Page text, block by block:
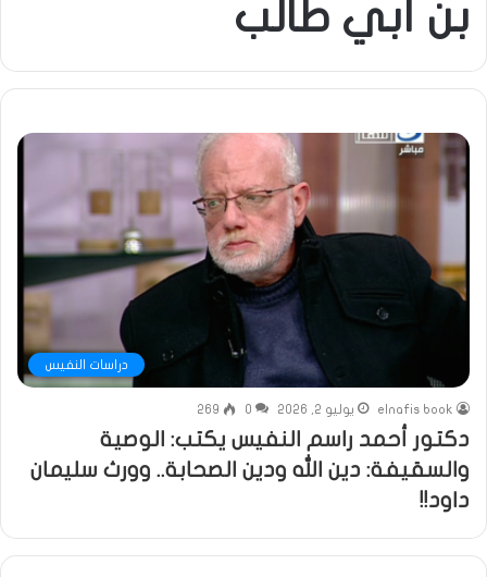
بن أبي طالب
دراسات النفيس
elnafis book يوليو 2, 2026 0
269
دكتور أحمد راسم النفيس يكتب: الوصية
والسقيفة: دين الله ودين الصحابة.. وورث سليمان
داود!!